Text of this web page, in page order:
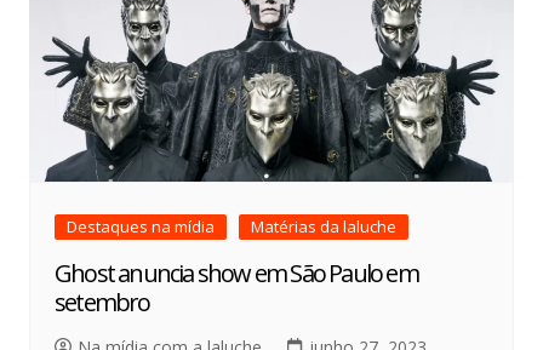
Destaques na mídia Matérias da laluche
Ghost anuncia show em São Paulo em
setembro